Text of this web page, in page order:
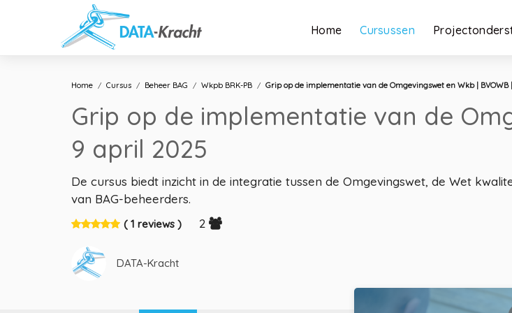
Home Cursussen
Home Cursus Beheer BAG Wkpb BRK-PB Grip op de implementatie van de Omgevingswet en Wkb | BVOWB
Grip op de implementatie van de
9 april 2025
De cursus biedt inzicht in de integratie tussen de Omgevingswet, de Wet
van BAG-beheerders.
( 1 reviews ) 2
DATA-Kracht